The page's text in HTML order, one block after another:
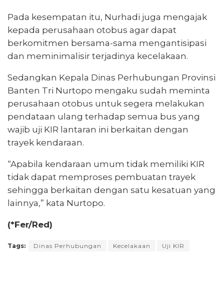
Pada kesempatan itu, Nurhadi juga mengajak
kepada perusahaan otobus agar dapat
berkomitmen bersama-sama mengantisipasi
dan meminimalisir terjadinya kecelakaan.
Sedangkan Kepala Dinas Perhubungan Provinsi
Banten Tri Nurtopo mengaku sudah meminta
perusahaan otobus untuk segera melakukan
pendataan ulang terhadap semua bus yang
wajib uji KIR lantaran ini berkaitan dengan
trayek kendaraan.
“Apabila kendaraan umum tidak memiliki KIR
tidak dapat memproses pembuatan trayek
sehingga berkaitan dengan satu kesatuan yang
lainnya,” kata Nurtopo.
(*Fer/Red)
Tags: Dinas Perhubungan Kecelakaan Uji KIR